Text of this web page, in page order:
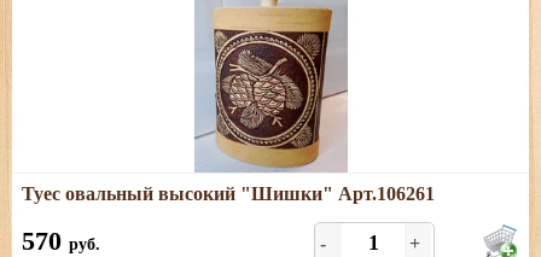
Подробнее
Размеры: высота (с хватком) - 18,5 см; овал - 13,5*8 см
Туес овальный высокий "Шишки" Арт.106261
570 руб. - +